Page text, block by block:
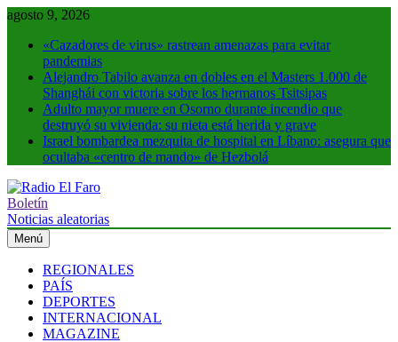
Saltar
contenido
agosto 9, 2026
«Cazadores de virus» rastrean amenazas para evitar
pandemias
Alejandro Tabilo avanza en dobles en el Masters 1.000 de
Shanghái con victoria sobre los hermanos Tsitsipas
Adulto mayor muere en Osorno durante incendio que
destruyó su vivienda: su nieta está herida y grave
Israel bombardea mezquita de hospital en Líbano: asegura que
ocultaba «centro de mando» de Hezbolá
Radio El Faro
Noticias y más
Boletín
Noticias aleatorias
Menú
REGIONALES
PAÍS
DEPORTES
INTERNACIONAL
MAGAZINE